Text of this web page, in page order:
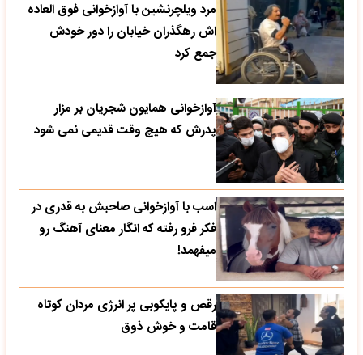
مرد ویلچرنشین با آوازخوانی فوق العاده
اش رهگذران خیابان را دور خودش
جمع کرد
آوازخوانی همایون شجریان بر مزار
پدرش که هیچ وقت قدیمی نمی شود
اسب با آوازخوانی صاحبش به قدری در
فکر فرو رفته که انگار معنای آهنگ رو
میفهمد!
رقص و پایکوبی پر انرژی مردان کوتاه
قامت و خوش ذوق